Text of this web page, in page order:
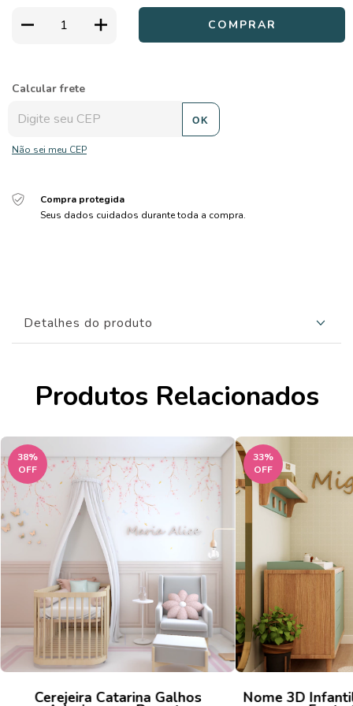
Entregas para o CEP:
Calcular frete
OK
Não sei meu CEP
Compra protegida
Seus dados cuidados durante toda a compra.
Detalhes do produto
Produtos Relacionados
38%
OFF
Cerejeira Catarina Galhos
33%
OFF
Nome 3D